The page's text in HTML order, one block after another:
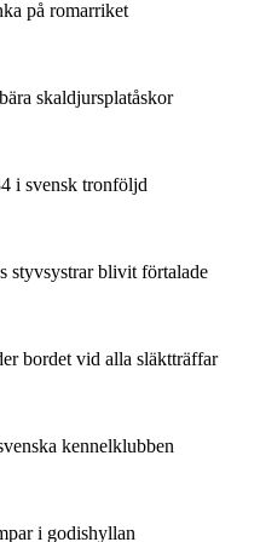
på romarriket
skaldjursplatåskor
i svensk tronföljd
styvsystrar blivit förtalade
bordet vid alla släktträffar
kennelklubben
i godishyllan